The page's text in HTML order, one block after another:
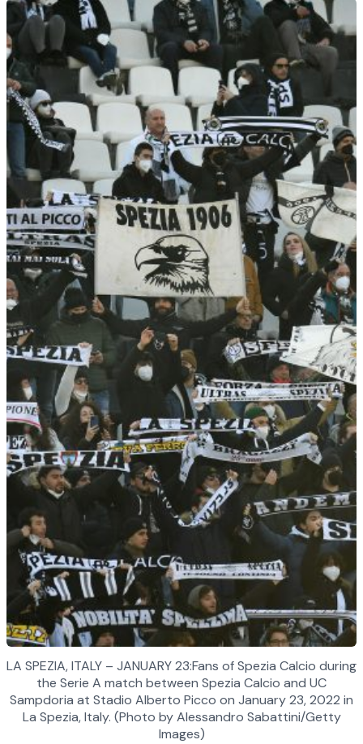
LA SPEZIA, ITALY – JANUARY 23:Fans of Spezia Calcio during
the Serie A match between Spezia Calcio and UC
Sampdoria at Stadio Alberto Picco on January 23, 2022 in
La Spezia, Italy. (Photo by Alessandro Sabattini/Getty
Images)